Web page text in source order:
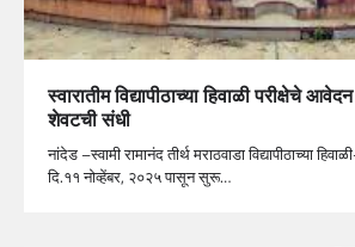
स्वारातीम विद्यापीठाच्या हिवाळी परीक्षेचे
शेवटची संधी
नांदेड –स्वामी रामानंद तीर्थ मराठवाडा विद्यापीठाच्या
दि.११ नोव्हेंबर, २०२५ पासून सुरू…